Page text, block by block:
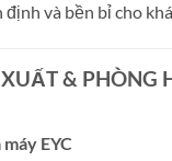
và bền bỉ cho
& PHÒNG
EYC